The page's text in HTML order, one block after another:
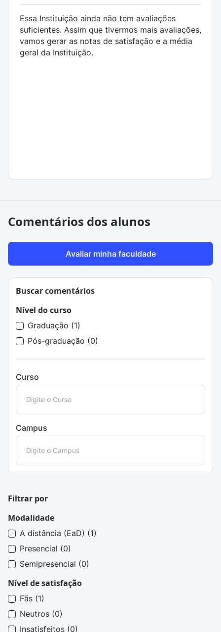
Essa Instituição ainda não tem avaliações
suficientes. Assim que tivermos mais avaliações,
vamos gerar as notas de satisfação e a média
geral da Instituição.
Comentários dos alunos
Avaliar minha faculdade
Buscar comentários
Nível do curso
Graduação (1)
Pós-graduação (0)
Curso
Campus
Filtrar por
Modalidade
A distância (EaD) (1)
Presencial (0)
Semipresencial (0)
Nível de satisfação
Fãs (1)
Neutros (0)
Insatisfeitos (0)